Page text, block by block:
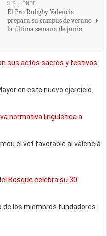
SIGUIENTE
El Pro Rubgby Valencia
prepara su campus de verano
la última semana de junio
sus actos sacros y festivos
en este nuevo ejercicio.
normativa lingüística a
el vot favorable al valencià
Bosque celebra su 30
de los miembros fundadores